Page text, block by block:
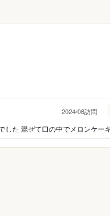
フレンチ
イタリアン
ハンバーガー
パスタ
2024/06訪問